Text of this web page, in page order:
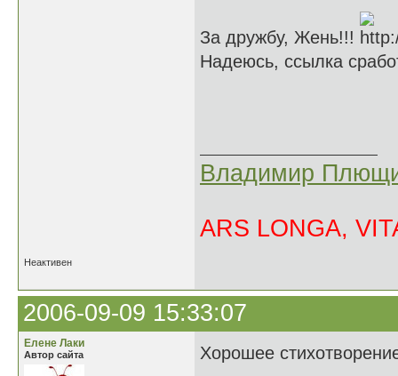
За дружбу, Жень!!!
Надеюсь, ссылка
Владимир
ARS LONGA,
Неактивен
2006-09-09 15:33:07
Елене Лаки
Автор сайта Хорошее